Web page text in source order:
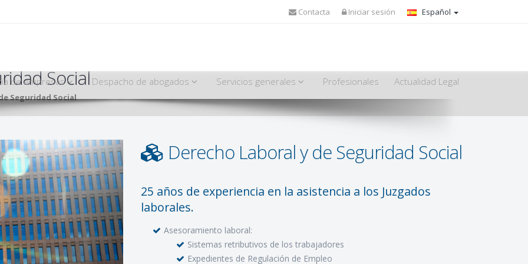
Español
Iniciar sesión
Contacta
de empresas Despacho de abogados Servicios generales Profesionales Actualidad Legal
Social
Seguridad Social
Derecho Laboral y de Seguridad Social
25 años de experiencia en la asistencia a los Juzgados
laborales.
Asesoramiento laboral:
Sistemas retributivos de los trabajadores
Expedientes de Regulación de Empleo